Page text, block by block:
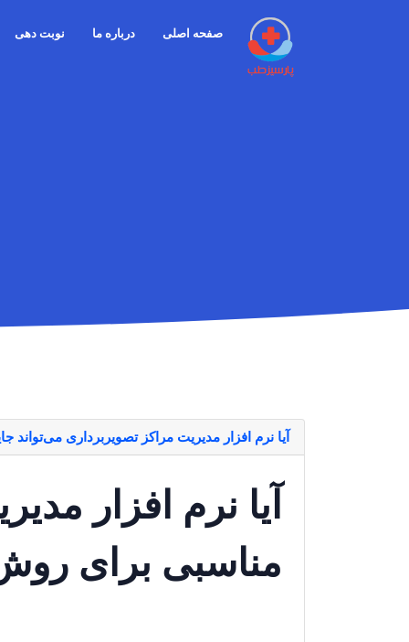
صفحه اصلی درباره ما نوبت دهی
آیا نرم افزار مدیریت مراکز تصویربرداری
آیا نرم افزار
مناسبی برای